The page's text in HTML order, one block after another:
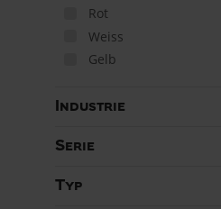
Rot
Weiss
Gelb
Industrie
Serie
Typ